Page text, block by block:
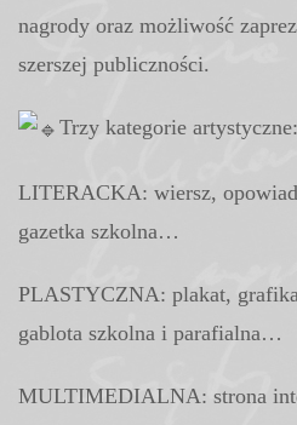
nagrody oraz możliwość
szerszej publiczności.
Trzy kategorie artystyczne:
LITERACKA: wiersz,
gazetka szkolna…
PLASTYCZNA: plakat,
gablota szkolna i parafialna…
MULTIMEDIALNA: strona